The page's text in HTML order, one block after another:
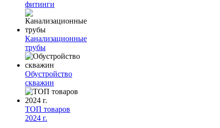
фитинги
Канализационные
трубы
Обустройство
скважин
ТОП товаров
2024 г.